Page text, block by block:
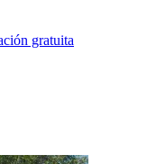
gratuita